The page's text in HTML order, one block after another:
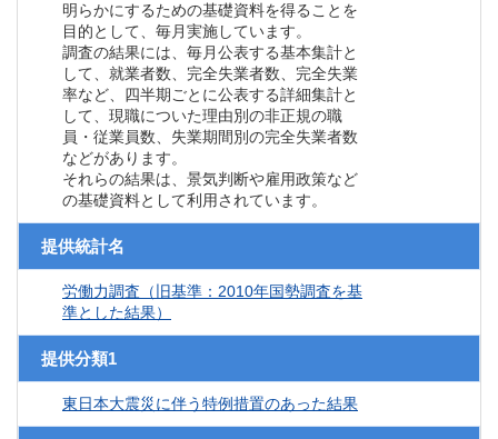
明らかにするための基礎資料を得ることを
目的として、毎月実施しています。
調査の結果には、毎月公表する基本集計と
して、就業者数、完全失業者数、完全失業
率など、四半期ごとに公表する詳細集計と
して、現職についた理由別の非正規の職
員・従業員数、失業期間別の完全失業者数
などがあります。
それらの結果は、景気判断や雇用政策など
の基礎資料として利用されています。
提供統計名
労働力調査（旧基準：2010年国勢調査を基
準とした結果）
提供分類1
東日本大震災に伴う特例措置のあった結果